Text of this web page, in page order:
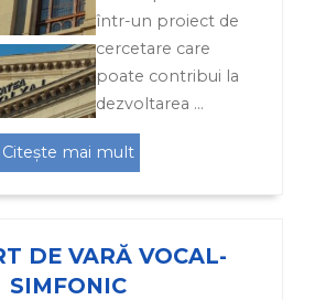
într-un proiect de
cercetare care
poate contribui la
dezvoltarea …
Citește mai mult
DE VARĂ VOCAL-
SIMFONIC